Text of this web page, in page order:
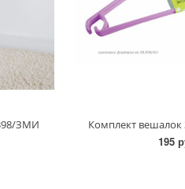
ЗМИ Комплект
195